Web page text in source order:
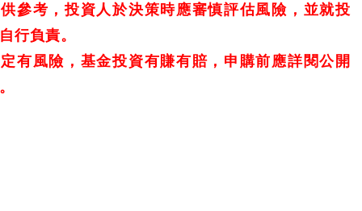
參考，投資人於決策時應審慎評估風險，並就投
行負責。
有風險，基金投資有賺有賠，申購前應詳閱公開